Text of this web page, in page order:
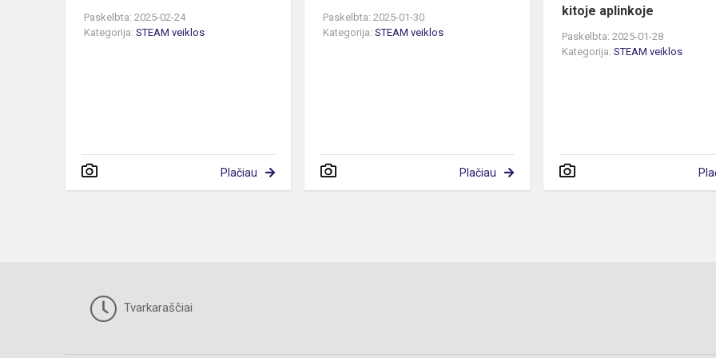
Paskelbta: 2025-02-24
Kategorija: STEAM veiklos
Plačiau
Paskelbta: 2025-01-30
Kategorija:STEAM veiklos
Plačiau
kitoje aplinkoje
Paskelbta: 2025-01-28
Kategorija:STEAM veiklos
Tvarkaraščiai